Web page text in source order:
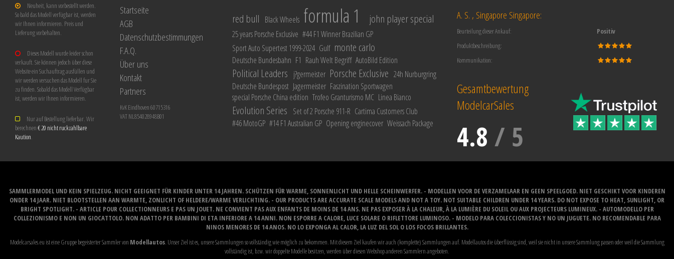
Neuheit, kann vorbestellt werden.
So bald das Modell verfügbar ist, werden
wir Ihnen informieren. Preis und
Lieferung vorbehalten.
Dieses Modell wurde leider schon
verkauft. Sie können jedoch über diese
Website ein Suchauftrag ausfüllen und
wir werden versuchen das Modell fur Sie
zu finden. Sobald das Modell Verfügbar
ist, werden wir Ihnen informieren.
Nur auf Bestellung lieferbar. Wir
berechnen€ 20 nicht ruckzahlbare
Kaution.
Startseite
AGB
Datenschutzbestimmungen
F.A.Q.
Über uns
Kontakt
Partners
KvK Eindhoven 60715316
VAT NL854028948B01
red bull Black Wheels formula 1 john player special
25 years Porsche Exclusive #44 F1 Winner Brazilian GP
Sport Auto Supertest 1999-2024 Gulf monte carlo
Deutsche Bundesbahn F1 Rauh Welt Begriff AutoBild Edition
Political Leaders j?germeister Porsche Exclusive 24h Nurburgring
Deutsche Bundespost Jagermeister Faszination Sportwagen
special Porsche China edition Trofeo Granturismo MC Linea Bianco
Evolution Series Set of 2 Porsche 911-R Cartima Customers Club
#46 MotoGP #14 F1 Australian GP Opening enginecover Weissach Package
A. S. , Singapore Singapore:
Beurteilung dieser Ankauf:
Positiv
Produktbeschreibung:
Kommunikation:
Gesamtbewertung
ModelcarSales
4.8 / 5
SAMMLERMODEL UND KEIN SPIELZEUG. NICHT GEEIGNET FÜR KINDER UNTER 14 JAHREN. SCHÜTZEN FÜR WARME, SONNENLICHT UND HELLE SCHEINWERFER. - MODELLEN VOOR DE VERZAMELAAR EN GEEN SPEELGOED. NIET GESCHIKT VOOR KINDEREN
ONDER 14 JAAR. NIET BLOOTSTELLEN AAN WARMTE, ZONLICHT OF HELDERE/WARME VERLICHTING. - OUR PRODUCTS ARE ACCURATE SCALE MODELS AND NOT A TOY. NOT SUITABLE CHILDREN UNDER 14 YEARS. DO NOT EXPOSE TO HEAT, SUNLIGHT, OR
BRIGHT SPOTLIGHT. - ARTICLE POUR COLLECTIONNEURS E PAS UN JOUET. NE CONVIENT PAS AUX ENFANTS DE MOINS DE 14 ANS. NE PAS EXPOSER À LA CHALEUR, À LA LUMIÈRE DU SOLEIL OU AUX PROJECTEURS LUMINEUX. - AUTOMODELLO PER
COLLEZIONISMO E NON UN GIOCATTOLO. NON ADATTO PER BAMBINI DI ETA INFERIORE A 14 ANNI. NON ESPORRE A CALORE, LUCE SOLARE O RIFLETTORE LUMINOSO. - MODELO PARA COLECCIONISTAS Y NO UN JUGUETE. NO RECOMENDABLE PARA
NINOS MENORES DE 14 ANOS. NO LO EXPONGA AL CALOR, LA LUZ DEL SOL O LOS FOCOS BRILLANTES.
Modelcarsales.eu ist eine Gruppe begeisterter Sammler von Modellautos. Unser Ziel ist es, unsere Sammlungen so vollständig wie möglich zu bekommen. Mit diesem Ziel kaufen wir auch (komplette) Sammlungen auf. Modellautos die überflüssig sind, weil sie nicht in unsere Sammlung passen oder weil die Sammlung
vollständig ist, bzw. wir doppelte Modelle besitzen, werden über diesen Webshop anderen Sammlern angeboten.